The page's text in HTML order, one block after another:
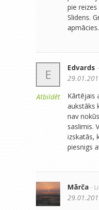
pie
Slidens.
apmācies.
E
Atbildēt
Edvards
Kārtējais
aukstāks
nav
saslimis.
izskatās,
piesnigs
Mārča -